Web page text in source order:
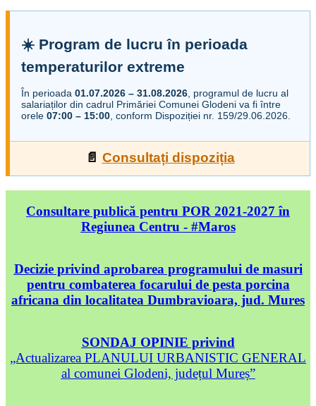
☀️ Program de lucru în perioada
temperaturilor extreme
În perioada 01.07.2026 – 31.08.2026 , programul de lucru al
salariaților din cadrul Primăriei Comunei Glodeni va fi între
orele 07:00 – 15:00 , conform Dispoziției nr. 159/29.06.2026.
📄 Consultați dispoziția
Consultare publică pentru POR 2021-2027 în
Regiunea Centru - #Maros
Decizie privind aprobarea programului de masuri
pentru combaterea focarului de pesta porcina
africana din localitatea Dumbravioara, jud. Mures
SONDAJ OPINIE privind
„Actualizarea PLANULUI URBANISTIC GENERAL
al comunei Glodeni, județul Mureș”